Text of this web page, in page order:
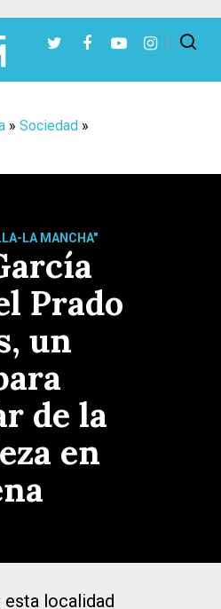
» Sociedad»
LA MANCHA"
Prado
un
de la
en
esta localidad